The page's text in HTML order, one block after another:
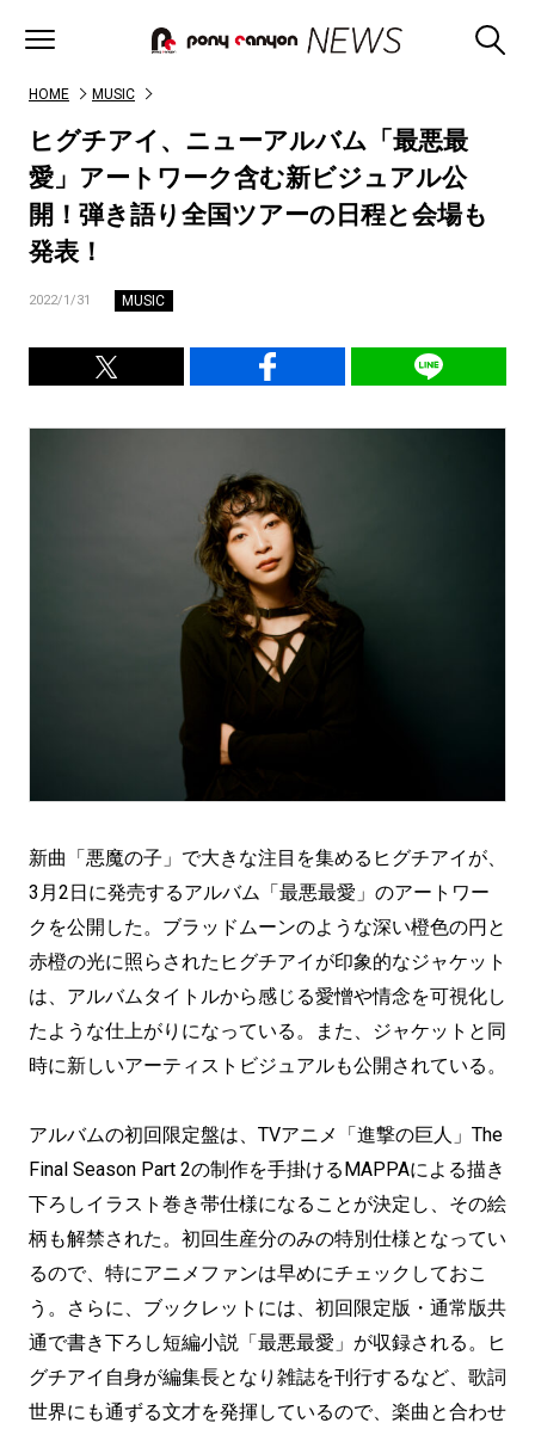
HOME MUSIC
ヒグチアイ、ニューアルバム「最悪最
愛」アートワーク含む新ビジュアル公
開！弾き語り全国ツアーの日程と会場も
発表！
2022/1/31 MUSIC
新曲「悪魔の子」で大きな注目を集めるヒグチアイが、
3月2日に発売するアルバム「最悪最愛」のアートワー
クを公開した。ブラッドムーンのような深い橙色の円と
赤橙の光に照らされたヒグチアイが印象的なジャケット
は、アルバムタイトルから感じる愛憎や情念を可視化し
たような仕上がりになっている。また、ジャケットと同
時に新しいアーティストビジュアルも公開されている。
アルバムの初回限定盤は、TVアニメ「進撃の巨人」The
Final Season Part 2の制作を手掛けるMAPPAによる描き
下ろしイラスト巻き帯仕様になることが決定し、その絵
柄も解禁された。初回生産分のみの特別仕様となってい
るので、特にアニメファンは早めにチェックしておこ
う。さらに、ブックレットには、初回限定版・通常版共
通で書き下ろし短編小説「最悪最愛」が収録される。ヒ
グチアイ自身が編集長となり雑誌を刊行するなど、歌詞
世界にも通ずる文才を発揮しているので、楽曲と合わせ